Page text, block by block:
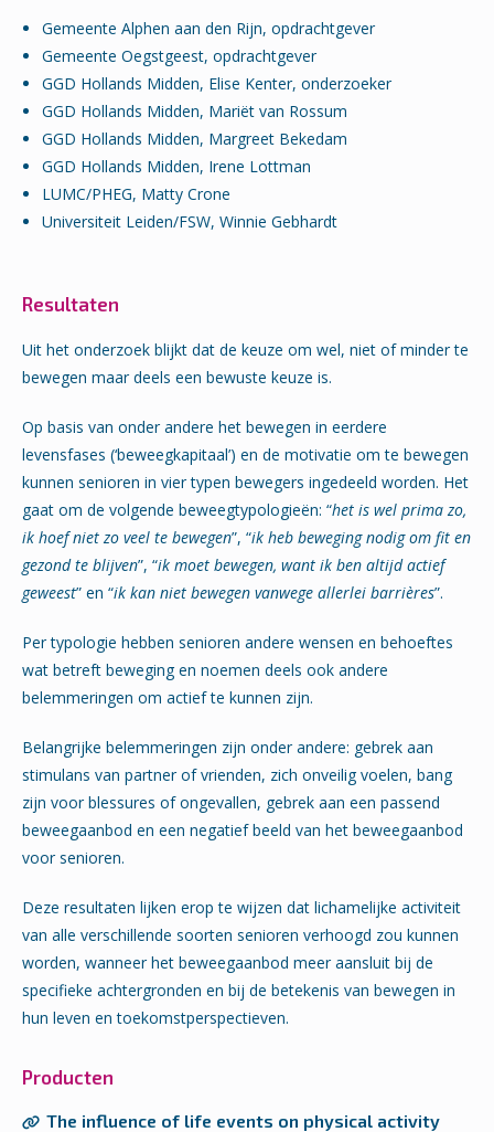
Gemeente Alphen aan den Rijn, opdrachtgever
Gemeente Oegstgeest, opdrachtgever
GGD Hollands Midden, Elise Kenter, onderzoeker
GGD Hollands Midden, Mariët van Rossum
GGD Hollands Midden, Margreet Bekedam
GGD Hollands Midden, Irene Lottman
LUMC/PHEG, Matty Crone
Universiteit Leiden/FSW, Winnie Gebhardt
Resultaten
Uit het onderzoek blijkt dat de keuze om wel, niet of minder te
bewegen maar deels een bewuste keuze is.
Op basis van onder andere het bewegen in eerdere
levensfases (‘beweegkapitaal’) en de motivatie om te bewegen
kunnen senioren in vier typen bewegers ingedeeld worden. Het
gaat om de volgende beweegtypologieën: “het is wel prima zo,
ik hoef niet zo veel te bewegen”, “ik heb beweging nodig om fit en
gezond te blijven”, “ik moet bewegen, want ik ben altijd actief
geweest” en “ik kan niet bewegen vanwege allerlei barrières”.
Per typologie hebben senioren andere wensen en behoeftes
wat betreft beweging en noemen deels ook andere
belemmeringen om actief te kunnen zijn.
Belangrijke belemmeringen zijn onder andere: gebrek aan
stimulans van partner of vrienden, zich onveilig voelen, bang
zijn voor blessures of ongevallen, gebrek aan een passend
beweegaanbod en een negatief beeld van het beweegaanbod
voor senioren.
Deze resultaten lijken erop te wijzen dat lichamelijke activiteit
van alle verschillende soorten senioren verhoogd zou kunnen
worden, wanneer het beweegaanbod meer aansluit bij de
specifieke achtergronden en bij de betekenis van bewegen in
hun leven en toekomstperspectieven.
Producten
The influence of life events on physical activity